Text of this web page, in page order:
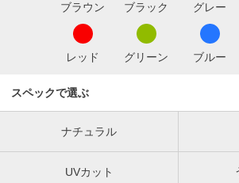
ブラウン ブラック グレー
レッド グリーン ブルー
スペックで選ぶ
ナチュラル
UVカット